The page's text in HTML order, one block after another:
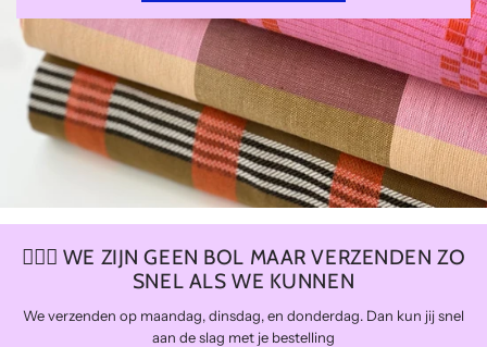
🏃🏼‍♀️ WE ZIJN GEEN BOL MAAR VERZENDEN ZO
SNEL ALS WE KUNNEN
We verzenden op maandag, dinsdag, en donderdag. Dan kun jij snel
aan de slag met je bestelling